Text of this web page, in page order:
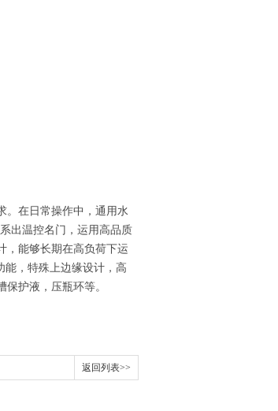
在日常操作中，通用水
出温控名门，运用高品质
，能够长期在高负荷下运
能，特殊上边缘设计，高
护液，压瓶环等。
返回列表>>